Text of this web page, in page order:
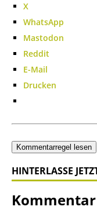
X
WhatsApp
Mastodon
Reddit
E-Mail
Drucken
Kommentarregel lesen
HINTERLASSE